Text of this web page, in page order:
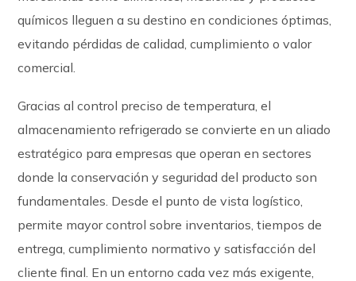
químicos lleguen a su destino en condiciones óptimas,
evitando pérdidas de calidad, cumplimiento o valor
comercial.
Gracias al control preciso de temperatura, el
almacenamiento refrigerado se convierte en un aliado
estratégico para empresas que operan en sectores
donde la conservación y seguridad del producto son
fundamentales. Desde el punto de vista logístico,
permite mayor control sobre inventarios, tiempos de
entrega, cumplimiento normativo y satisfacción del
cliente final. En un entorno cada vez más exigente,